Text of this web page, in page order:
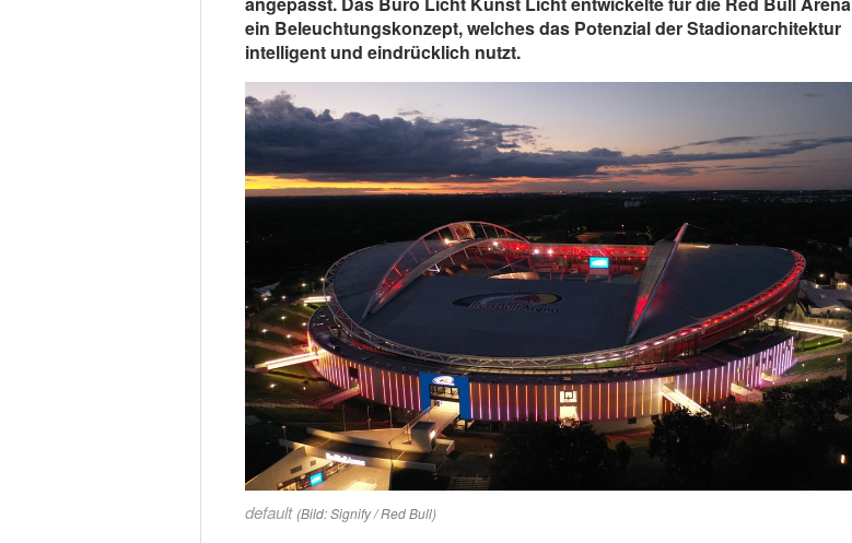
ein Beleuchtungskonzept, welches das Potenzial der Stadionarchitektur
intelligent und eindrücklich nutzt.
default (Bild: Signify / Red Bull)